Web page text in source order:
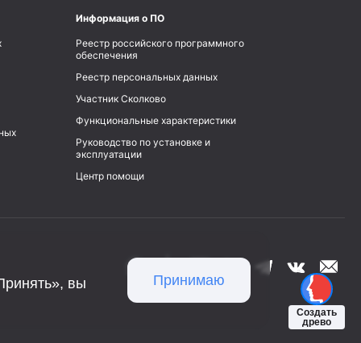
Информация о ПО
Реестр российского программного
обеспечения
Реестр персональных данных
Участник Сколково
Функциональные характеристики
Руководство по установке и
эксплуатации
Центр помощи
вы Принимаю
Создать
древо